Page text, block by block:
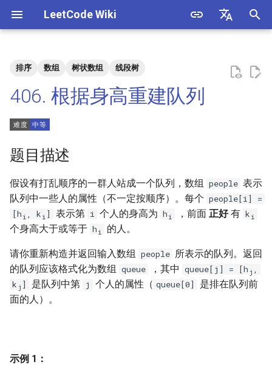
LeetCode Wiki
在
始
化
搜
引
擎
7. 重建二叉树
9. 用两个栈实现队列
10.1. 斐波那契数列
10.2. 青蛙跳台阶问题
数
4. 只出现一次的数字
5. 单词长度的最大乘积
6. 排序数组中两个数字之和
7. 数组中和为 0 的三个数
8. 和大于等于 target 的最短子
1.5. 一次编辑
1.6. 字符串压缩
1.7. 旋转矩阵
1.8. 零矩阵
排序 数组 树状数组 线段树
406. 根据身高重建队列
题目描述
假设有打乱顺序的一群人站成一个队列，数组 people 表示
队列中一些人的属性（不一定按顺序）。每个 people[i] =
[h i , k i ] 表示第 i 个人的身高为 h i ，前面 正好有 k i
个身高大于或等于 h i 的人。
请你重新构造并返回输入数组 people 所表示的队列。返回
的队列应该格式化为数组 queue ，其中 queue[j] = [h j ,
k j ] 是队列中第 j 个人的属性（ queue[0]
是排在队列前
面的人）。
示例 1：